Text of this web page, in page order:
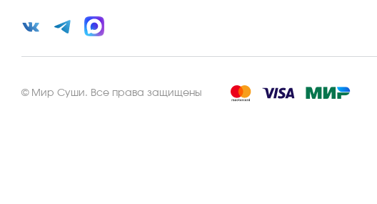
© Мир Суши. Все права защищены